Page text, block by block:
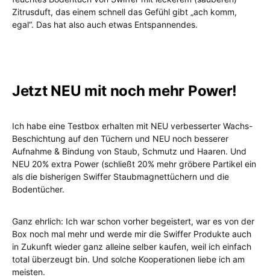
Zitrusduft, das einem schnell das Gefühl gibt „ach komm,
egal“. Das hat also auch etwas Entspannendes.
Jetzt NEU mit noch mehr Power!
Ich habe eine Testbox erhalten mit NEU verbesserter Wachs-
Beschichtung auf den Tüchern und NEU noch besserer
Aufnahme & Bindung von Staub, Schmutz und Haaren. Und
NEU 20% extra Power (schließt 20% mehr gröbere Partikel ein
als die bisherigen Swiffer Staubmagnettüchern und die
Bodentücher.
Ganz ehrlich: Ich war schon vorher begeistert, war es von der
Box noch mal mehr und werde mir die Swiffer Produkte auch
in Zukunft wieder ganz alleine selber kaufen, weil ich einfach
total überzeugt bin. Und solche Kooperationen liebe ich am
meisten.